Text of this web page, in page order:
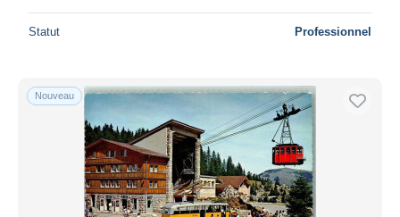
Statut Professionnel
Nouveau